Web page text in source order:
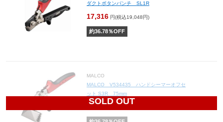
ダクトボタンパンチ SL1R
17,316 円(税込19,048円)
約36.78％OFF
SOLD OUT
MALCO
MALCO V534435 ハンドシーマーオフセ
ット S3R 75mm
17,733